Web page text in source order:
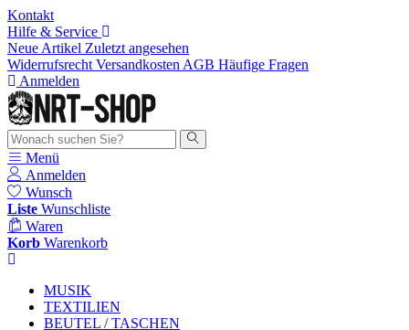
Kontakt
Hilfe & Service
Neue Artikel Zuletzt angesehen
Widerrufsrecht Versandkosten AGB Häufige Fragen
Anmelden
Menü
Anmelden
Wunsch
Liste Wunschliste
Waren
Korb Warenkorb
MUSIK
TEXTILIEN
BEUTEL / TASCHEN